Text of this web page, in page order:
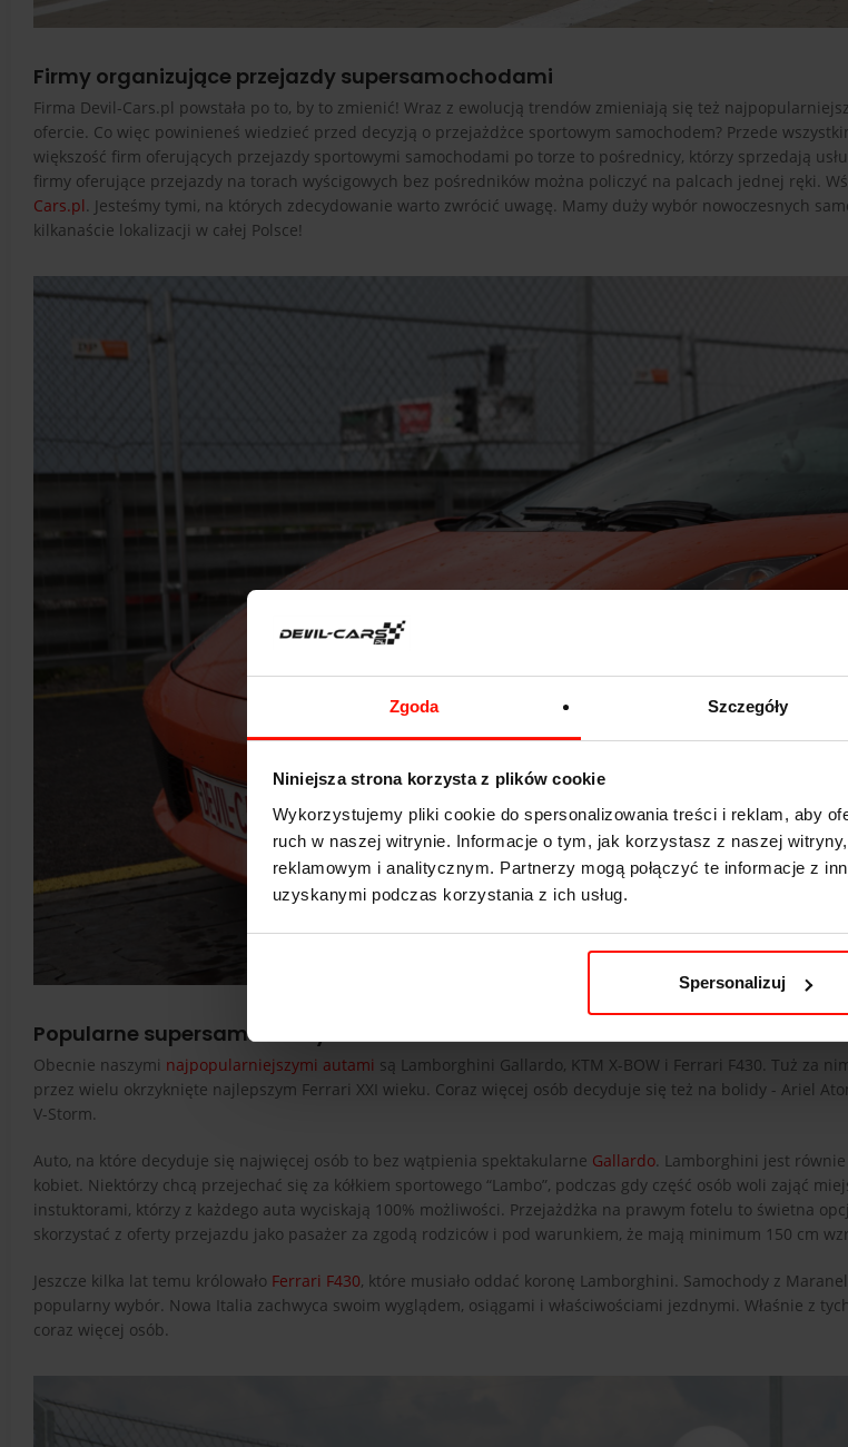
Zgoda Szczegóły
Niniejsza strona korzysta z plików cookie
Wykorzystujemy pliki cookie do spersonalizowania treści i reklam, aby
ruch w naszej witrynie. Informacje o tym, jak korzystasz z naszej
reklamowym i analitycznym. Partnerzy mogą połączyć te informacje z
uzyskanymi podczas korzystania z ich usług.
Spersonalizuj
Firmy organizujące przejazdy supersamochodami
Firma Devil-Cars.pl powstała po to, by to zmienić! Wraz z ewolucją trendów zmieniają się też
ofercie. Co więc powinieneś wiedzieć przed decyzją o przejażdżce sportowym samochodem? Przede
większość firm oferujących przejazdy sportowymi samochodami po torze to pośrednicy, którzy sprzedają
firmy oferujące przejazdy na torach wyścigowych bez pośredników można policzyć na palcach jednej ręki.
Cars.pl. Jesteśmy tymi, na których zdecydowanie warto zwrócić uwagę. Mamy duży wybór nowoczesnych
kilkanaście lokalizacji w całej Polsce!
Popularne supersamochody
Obecnie naszymi najpopularniejszymi autami są Lamborghini Gallardo, KTM X-BOW i Ferrari F430. Tuż za
przez wielu okrzyknięte najlepszym Ferrari XXI wieku. Coraz więcej osób decyduje się też na bolidy - Ariel
V-Storm.
Auto, na które decyduje się najwięcej osób to bez wątpienia spektakularne Gallardo. Lamborghini jest
kobiet. Niektórzy chcą przejechać się za kółkiem sportowego “Lambo”, podczas gdy część osób woli zająć
instuktorami, którzy z każdego auta wyciskają 100% możliwości. Przejażdżka na prawym fotelu to świetna
skorzystać z oferty przejazdu jako pasażer za zgodą rodziców i pod warunkiem, że mają minimum 150 cm
Jeszcze kilka lat temu królowało Ferrari F430, które musiało oddać koronę Lamborghini. Samochody z
popularny wybór. Nowa Italia zachwyca swoim wyglądem, osiągami i właściwościami jezdnymi. Właśnie z
coraz więcej osób.